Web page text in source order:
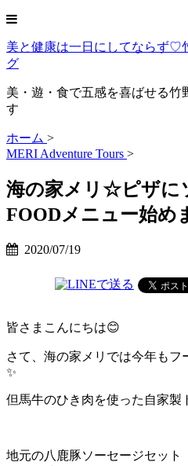
美と健康は一日にしてならず♡
グ
美・遊・食で五感を喜ばせる竹
す
ホーム >
MERI Adventure Tours >
海の家メリ☆ピザに
FOODメニュー始め
2020/07/19
皆さまこんにちは😊
さて、海の家メリでは今年もフ
✨
但馬牛のひき肉を使った自家製
地元の八鹿豚ソーセージセット